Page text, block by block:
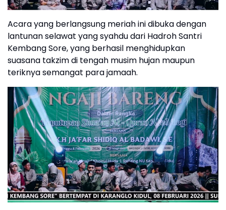
Acara yang berlangsung meriah ini dibuka dengan
lantunan selawat yang syahdu dari Hadroh Santri
Kembang Sore, yang berhasil menghidupkan
suasana takzim di tengah musim hujan maupun
teriknya semangat para jamaah.